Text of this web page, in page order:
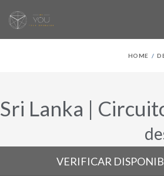
HOME
Sri Lanka |
VERIFICAR